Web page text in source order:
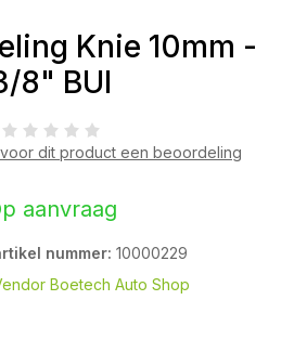
Knie 10mm -
8" BUI
dit product een beoordeling
aanvraag
nummer: 10000229
Boetech Auto Shop